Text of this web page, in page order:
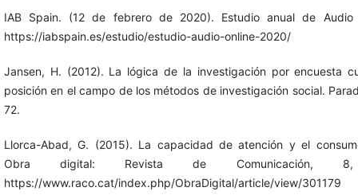
IAB Spain. (12 de febrero de 2020). Estudio anual de Audio
https://iabspain.es/estudio/estudio-audio-online-2020/
Jansen, H. (2012). La lógica de la investigación por encuesta
posición en el campo de los métodos de investigación social.
72.
Llorca-Abad, G. (2015). La capacidad de atención y el
Obra digital: Revista de Comunicación, 8,
https://www.raco.cat/index.php/ObraDigital/article/view/301179